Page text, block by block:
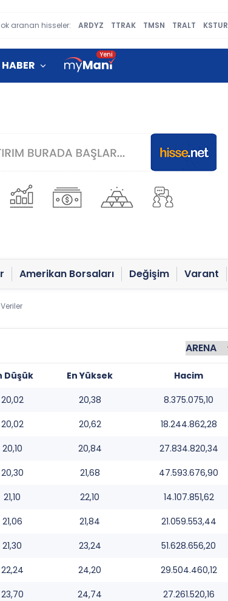
aranan hisseler: ARDYZ TTRAK TMSN TRALT KSTUR
HABER
Amerikan Borsaları Değişim Varant
Düşük En Yüksek
Hacim
20,02 20,38
8.375.075,10
20,02 20,62
18.244.862,28
20,10 20,84
27.834.820,34
20,30 21,68
47.593.676,90
21,10 22,10
14.107.851,62
21,06 21,84
21.059.553,44
21,30 23,24
51.628.656,20
22,24 24,20
29.504.460,12
23,70 24,74
27.261.520,16